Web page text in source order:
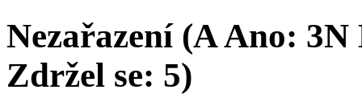
Nezařazení (AAno: 3N
Zdržel se: 5)